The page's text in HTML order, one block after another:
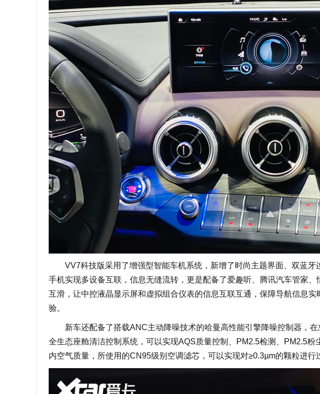
VV7科技版采用了增强型智能车机系统，新增了时尚主题界面、双蓝牙
手机实现多设备互联，信息无缝流转，更是配备了爱趣听、腾讯汽车管家
互滑，让中控液晶显示屏和虚拟组合仪表的信息互联互通，保障导航信息
验。
新车还配备了搭载ANC主动降噪技术的哈曼高性能引擎降噪控制器，在
全生态座舱清洁控制系统，可以实现AQS质量控制、PM2.5检测、PM2.5
内空气质量，所使用的CN95级别空调滤芯，可以实现对≥0.3µm的颗粒进行